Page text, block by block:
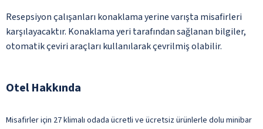
Resepsiyon çalışanları konaklama yerine varışta misafirleri
karşılayacaktır. Konaklama yeri tarafından sağlanan bilgiler,
otomatik çeviri araçları kullanılarak çevrilmiş olabilir.
Otel Hakkında
Misafirler için 27 klimalı odada ücretli ve ücretsiz ürünlerle dolu minibar